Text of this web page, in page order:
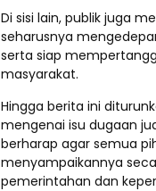
Di sisi lain, publik juga
seharusnya
serta siap
masyarakat.
Hingga berita ini
mengenai isu dugaan
berharap agar semua
menyampaikannya
pemerintahan dan